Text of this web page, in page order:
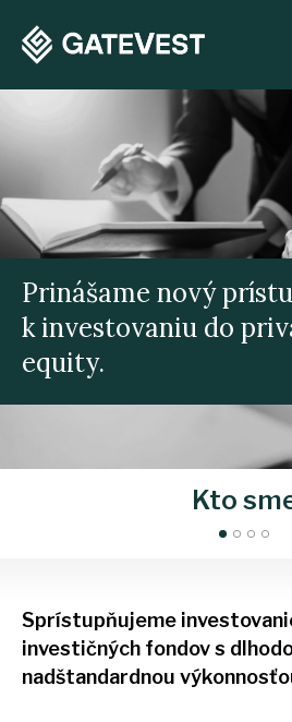
Prinášame nový
k investovaniu do
equity.
Kto
Sprístupňujeme
investičných fondov s
nadštandardnou